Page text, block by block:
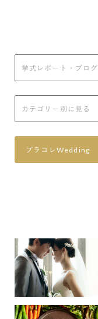
プラコレWedding